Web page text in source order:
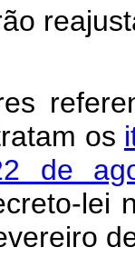
os
de
lei